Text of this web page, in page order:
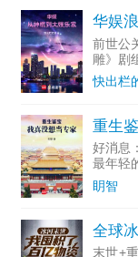
华娱
前世公
雕》剧
至成为
快出栏
重生
好消息
最年轻
头人。
眀智
全球
末世+